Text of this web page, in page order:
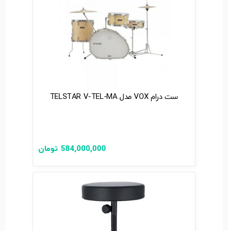
ست درام VOX مدل TELSTAR V-TEL-MA
584,000,000 تومان